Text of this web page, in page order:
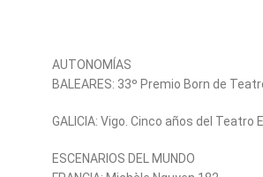
AUTONOMÍAS
BALEARES: 33º Premio Born de
GALICIA: Vigo. Cinco años del Teatro
ESCENARIOS DEL MUNDO